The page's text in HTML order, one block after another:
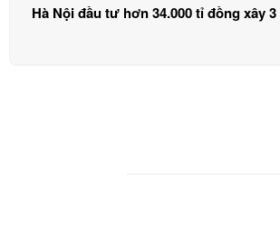
Hà Nội đầu tư hơn 34.000 tỉ đồng xây